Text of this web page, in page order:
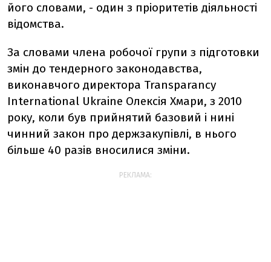
його словами, - один з пріоритетів діяльності
відомства.
За словами члена робочої групи з підготовки
змін до тендерного законодавства,
виконавчого директора Transparancy
International Ukraine Олексія Хмари, з 2010
року, коли був прийнятий базовий і нині
чинний закон про держзакупівлі, в нього
більше 40 разів вносилися зміни.
РЕКЛАМА: